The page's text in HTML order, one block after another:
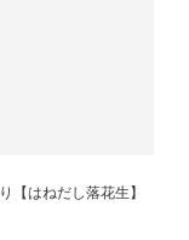
はねだし落花生】